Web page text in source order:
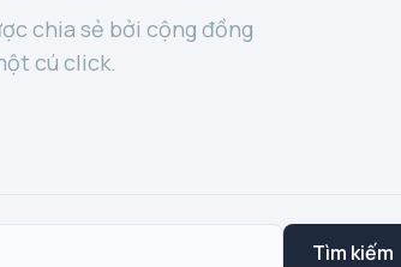
chia sẻ bởi cộng đồng
cú click.
Tìm kiếm